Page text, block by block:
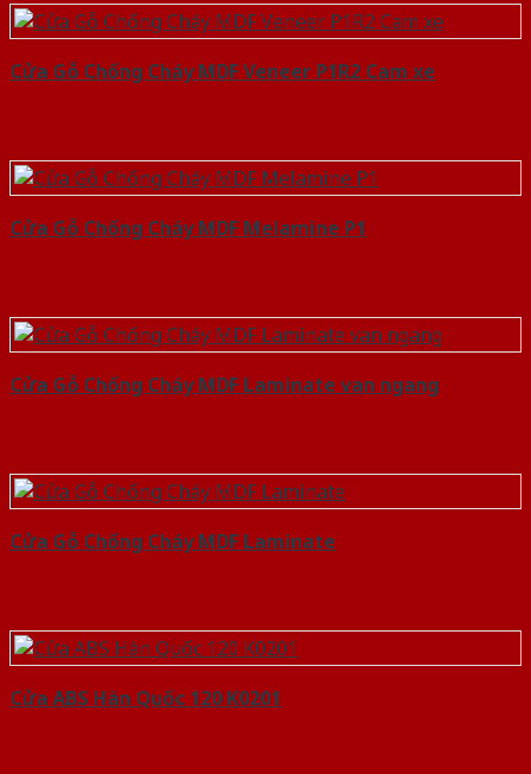
Cửa Gỗ Chống Cháy MDF Veneer P1R2 Cam xe
Cửa Gỗ Chống Cháy MDF Melamine P1
Cửa Gỗ Chống Cháy MDF Laminate van ngang
Cửa Gỗ Chống Cháy MDF Laminate
Cửa ABS Hàn Quốc 120 K0201